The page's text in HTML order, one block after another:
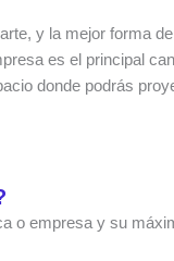
y la mejor forma
es el principal
donde podrás
o empresa y su